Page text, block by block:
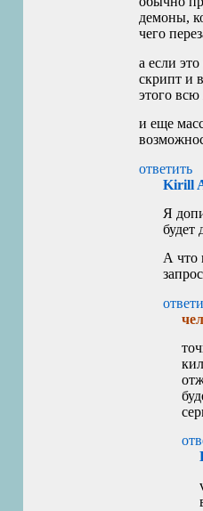
демоны,
чего
а если
скрипт и
этого всю
и еще
ответить
Kirill
Я
будет
А что